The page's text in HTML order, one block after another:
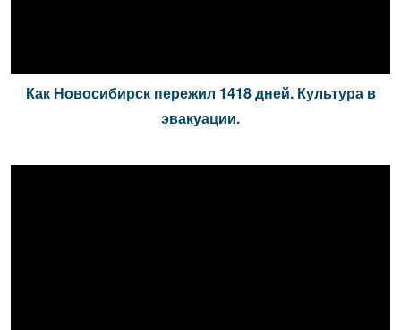
Как Новосибирск пережил 1418 дней. Культура в
эвакуации.